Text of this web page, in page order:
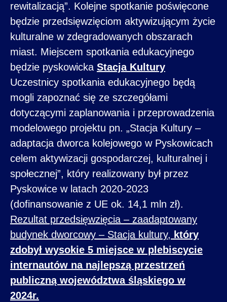
rewitalizacją”. Kolejne spotkanie poświęcone
będzie przedsięwzięciom aktywizującym życie
kulturalne w zdegradowanych obszarach
miast. Miejscem spotkania edukacyjnego
będzie pyskowicka Stacja Kultury
Uczestnicy spotkania edukacyjnego będą
mogli zapoznać się ze szczegółami
dotyczącymi zaplanowania i przeprowadzenia
modelowego projektu pn. „Stacja Kultury –
adaptacja dworca kolejowego w Pyskowicach
celem aktywizacji gospodarczej, kulturalnej i
społecznej”, który realizowany był przez
Pyskowice w latach 2020-2023
(dofinansowanie z UE ok. 14,1 mln zł).
Rezultat przedsięwzięcia – zaadaptowany
budynek dworcowy – Stacja kultury, który
zdobył wysokie 5 miejsce w plebiscycie
internautów na najlepszą przestrzeń
publiczną województwa śląskiego w
2024r.